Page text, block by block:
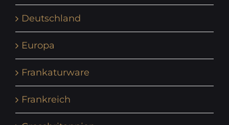
Deutschland
Europa
Frankaturware
Frankreich